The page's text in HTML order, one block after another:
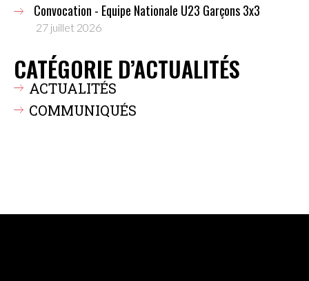
Convocation - Equipe Nationale U23 Garçons 3x3
27 juillet 2026
CATÉGORIE D’ACTUALITÉS
ACTUALITÉS
COMMUNIQUÉS